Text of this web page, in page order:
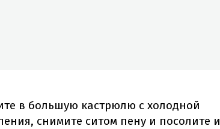
в большую кастрюлю с холодной
снимите ситом пену и посолите и